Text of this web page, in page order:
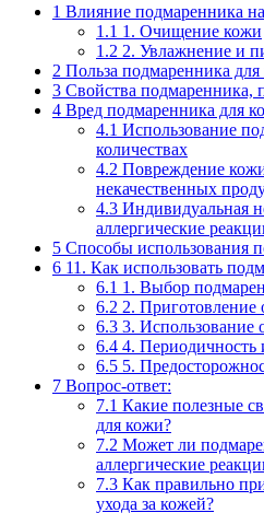
1 Влияние подмаренника
1.1 1. Очищение кожи
1.2 2. Увлажнение и
2 Польза подмаренника
3 Свойства подмаренника,
4 Вред подмаренника для
4.1 Использование
количествах
4.2 Повреждение
некачественных
4.3 Индивидуальная
аллергические
5 Способы использования
6 11. Как использовать
6.1 1. Выбор
6.2 2. Приготовление
6.3 3. Использование
6.4 4. Периодичность
6.5 5.
7 Вопрос-ответ:
7.1 Какие полезные
для кожи?
7.2 Может ли
аллергические
7.3 Как правильно
ухода за кожей?